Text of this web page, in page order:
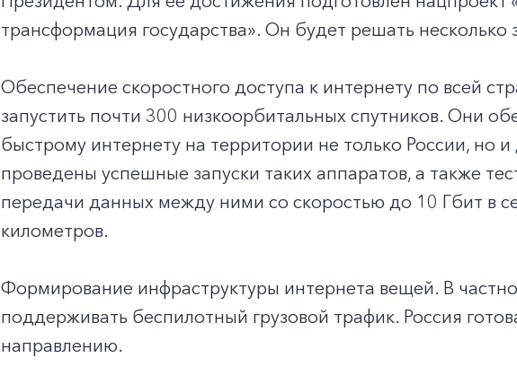
трансформация государства». Он будет решать несколько
Обеспечение скоростного доступа к интернету по всей
запустить почти 300 низкоорбитальных спутников. Они
быстрому интернету на территории не только России, но
проведены успешные запуски таких аппаратов, а также
передачи данных между ними со скоростью до 10 Гбит в
километров.
Формирование инфраструктуры интернета вещей. В
поддерживать беспилотный грузовой трафик. Россия
направлению.